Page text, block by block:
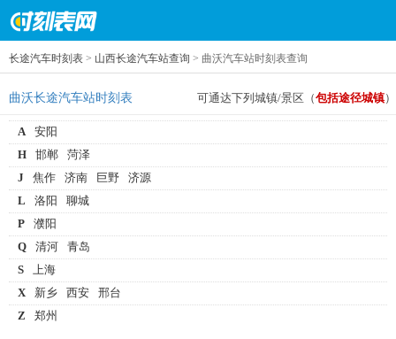
长途汽车时刻表 > 山西长途汽车站查询 > 曲沃汽车站时刻表查询
曲沃长途汽车站时刻表 可通达下列城镇/景区（包括途径城镇）
A
安阳
H
邯郸
菏泽
J
焦作 济南 巨野
济源
L
洛阳
聊城
P
濮阳
Q
清河
青岛
S
上海
X
新乡 西安
邢台
Z
郑州